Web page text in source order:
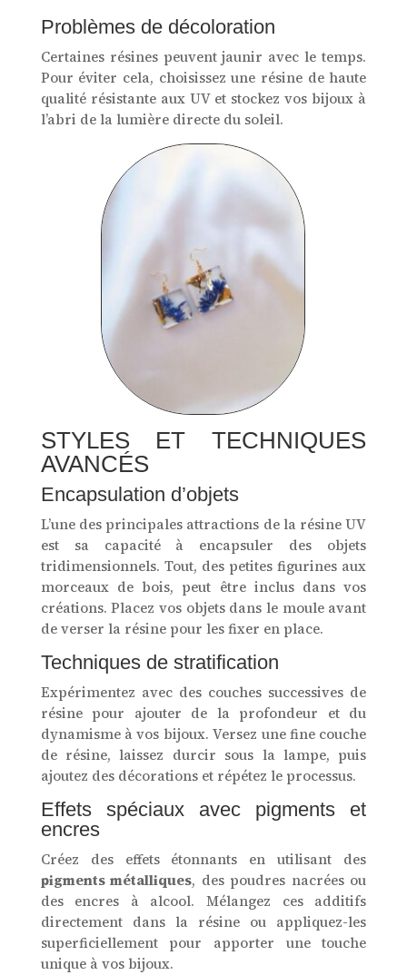
Problèmes de décoloration
Certaines résines peuvent jaunir avec le temps.
Pour éviter cela, choisissez une résine de haute
qualité résistante aux UV et stockez vos bijoux à
l’abri de la lumière directe du soleil.
STYLES ET TECHNIQUES
AVANCÉS
Encapsulation d’objets
L’une des principales attractions de la résine UV
est sa capacité à encapsuler des objets
tridimensionnels. Tout, des petites figurines aux
morceaux de bois, peut être inclus dans vos
créations. Placez vos objets dans le moule avant
de verser la résine pour les fixer en place.
Techniques de stratification
Expérimentez avec des couches successives de
résine pour ajouter de la profondeur et du
dynamisme à vos bijoux. Versez une fine couche
de résine, laissez durcir sous la lampe, puis
ajoutez des décorations et répétez le processus.
Effets spéciaux avec pigments et
encres
Créez des effets étonnants en utilisant des
pigments métalliques, des poudres nacrées ou
des encres à alcool. Mélangez ces additifs
directement dans la résine ou appliquez-les
superficiellement pour apporter une touche
unique à vos bijoux.